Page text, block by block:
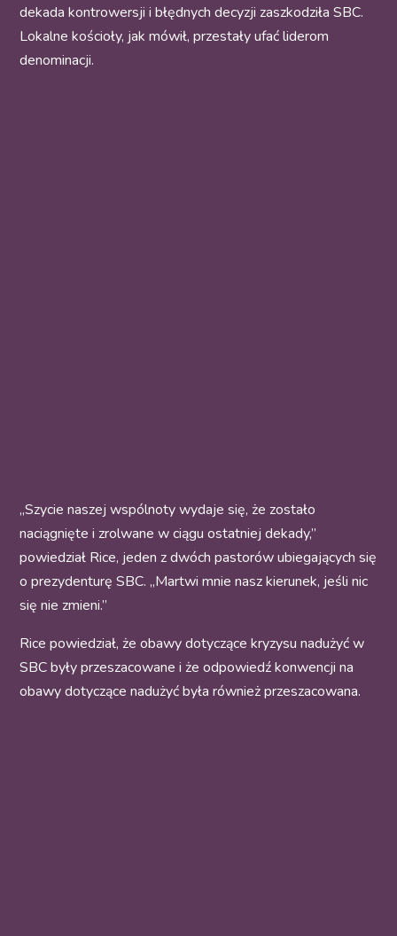
dekada kontrowersji i błędnych decyzji zaszkodziła SBC.
Lokalne kościoły, jak mówił, przestały ufać liderom
denominacji.
„Szycie naszej wspólnoty wydaje się, że zostało
naciągnięte i zrolwane w ciągu ostatniej dekady,”
powiedział Rice, jeden z dwóch pastorów ubiegających się
o prezydenturę SBC. „Martwi mnie nasz kierunek, jeśli nic
się nie zmieni.”
Rice powiedział, że obawy dotyczące kryzysu nadużyć w
SBC były przeszacowane i że odpowiedź konwencji na
obawy dotyczące nadużyć była również przeszacowana.